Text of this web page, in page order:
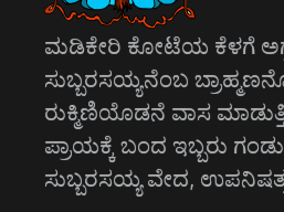
ಮಡಿಕೇರಿ ಕೋಟೆಯ ಕೆಳಗೆ
ಸುಬ್ಬರಸಯ್ಯನೆಂಬ
ರುಕ್ಮಿಣಿಯೊಡನೆ ವಾಸ
ಪ್ರಾಯಕ್ಕೆ ಬಂದ ಇಬ್ಬರು
ಸುಬ್ಬರಸಯ್ಯ ವೇದ,